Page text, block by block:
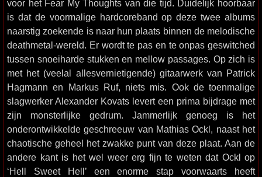
voor het Fear My Thoughts van die tijd. Duidelijk hoorbaar
is dat de voormalige hardcoreband op deze twee albums
naarstig zoekende is naar hun plaats binnen de melodische
deathmetal-wereld. Er wordt te pas en te onpas geswitched
tussen snoeiharde stukken en mellow passages. Op zich is
met het (veelal allesvernietigende) gitaarwerk van Patrick
Hagmann en Markus Ruf, niets mis. Ook de toenmalige
slagwerker Alexander Kovats levert een prima bijdrage met
zijn monsterlijke gedrum. Jammerlijk genoeg is het
onderontwikkelde geschreeuw van Mathias Ockl, naast het
chaotische geheel het zwakke punt van deze plaat. Aan de
andere kant is het wel weer erg fijn te weten dat Ockl op
‘Hell Sweet Hell’ een enorme stap voorwaarts heeft